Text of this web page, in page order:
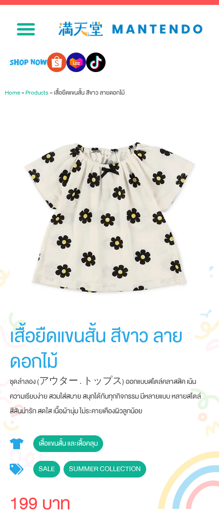
SHOP NOW
Home»Products»เสื้อยืดแขนสั้น สีขาว ลายดอกไม้
เสื้อยืดแขนสั้น สีขาว ลาย
ดอกไม้
ชุดลำลอง (アウター . トップス) ออกแบบสไตล์คลาสสิค เน้น
ความเรียบง่าย สวมใส่สบาย สนุกได้กับทุกกิจกรรม มีหลายแบบ หลายสไตล์
สีสันน่ารัก สดใส เนื้อผ้านุ่ม ไม่ระคายเคืองผิวลูกน้อย
เสื้อแขนสั้น และเสื้อคลุม
SALE SUMMER COLLECTION
199 บาท